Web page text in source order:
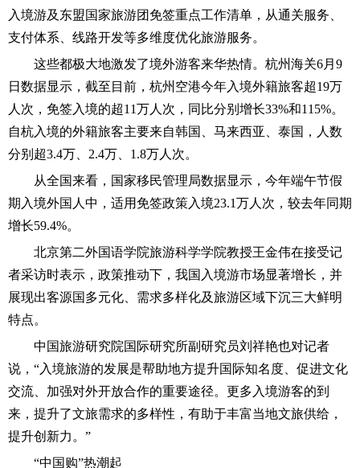
入境游及东盟国家旅游团免签重点工作清单，从通关服务、
支付体系、线路开发等多维度优化旅游服务。
这些都极大地激发了境外游客来华热情。杭州海关6月9
日数据显示，截至目前，杭州空港今年入境外籍旅客超19万
人次，免签入境的超11万人次，同比分别增长33%和115%。
自杭入境的外籍旅客主要来自韩国、马来西亚、泰国，人数
分别超3.4万、2.4万、1.8万人次。
从全国来看，国家移民管理局数据显示，今年端午节假
期入境外国人中，适用免签政策入境23.1万人次，较去年同期
增长59.4%。
北京第二外国语学院旅游科学学院教授王金伟在接受记
者采访时表示，政策推动下，我国入境游市场显著增长，并
展现出客源国多元化、需求多样化及旅游区域下沉三大鲜明
特点。
中国旅游研究院国际研究所副研究员刘祥艳也对记者
说，“入境旅游的发展是帮助地方提升国际知名度、促进文化
交流、加强对外开放合作的重要途径。更多入境游客的到
来，提升了文旅需求的多样性，有助于丰富当地文旅供给，
提升创新力。”
“中国购”热潮起